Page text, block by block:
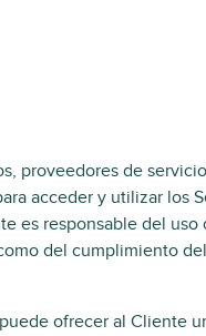
proveedores de
acceder y utilizar los
es responsable del uso
del cumplimiento
ofrecer al Cliente